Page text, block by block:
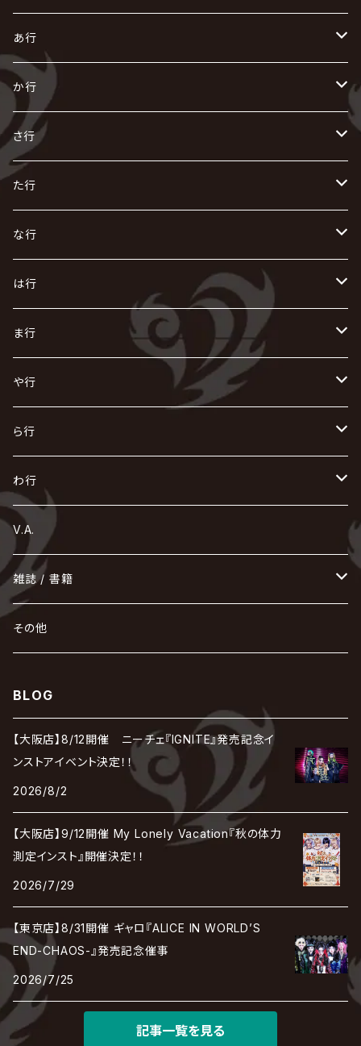
あ行
あ
R指定
AIOLIN
Azavana
Acid Black Cherry
Ashmaze.
甘い暴力
天照
umbrella
い
IKUO
exist†trace
色々な十字架
168 / 葵-168-
う
VIRGE / ヴァージュ
Waive
え
ACE OF SPADES
X JAPAN
LSN / The LEGENDARY SIX NINE
お
AURORIZE
OFIAM
か行
か
怪人二十面奏
Kαin
the GazettE
GOTCHAROCKA
蛾と蝶
KAMIJO
cali≠gari
河村隆一
き
KISAKI
キズ
KIRITO / キリト
己龍
く
Crack6
グラビティ
GREN / グレン
黒夢
け
[ kei ] / 圭
仮病
こ
GOATBED
ゴールデンボンバー
CONTRASTZ
さ行
さ
ザアザア
The THIRTEEN
XANVALA
し
Zeke Deux
Z CLEAR
Sick²
ジグソウ
シド
JAKIGAN MEISTER
Chanty
Janne Da Arc
sugar
Jupiter
JILUKA
JILS
SHIN
す
Z CLEAR
超ジャシー
sukekiyo
SCAPEGOAT
SPLENDID GOD GIRAFFE
SLAPSLY / CHIYU
せ
ゼラ
零[Hz]
そ
SOPHIA
ZOMBIE / ぞんび
た行
た
DASEIN
DAIGO
DADAROMA
逹瑯
DAVID / SUI / 縁
DARRELL
ち
CHAQLA.
つ
て
D
DIAURA
DaizyStripper
D'ESPAIRSRAY
Develop One's Faculties
DEXCORE
DEZERT
deadman
DEVILOOF
DuelJewel
D'ERLANGER
電脳ヒメカ
と
東京花嫁
Tourbillon
Dawnman
DOG inthePWO
な行
な
NIGHTMARE
NAZARE
に
NiEL
NICOLAS
ぬ
nurié
ね
NETH PRIERE CAIN
NEVERLAND
の
NoGoD
NOCTURNAL BLOODLUST
は行
は
heidi.
H.U.G
BugLug
HAZUKI / 葉月
花見桜こうき
薔薇の宮殿
BAROQUE
ひ
HERO
美炎-BIEN-
HIZAKI
vistlip
ヒッチコック
HIDE-ZOU
ふ
Far East Dizain
Fatüm
FANTASTIC◇CIRCUS
FEST VAINQUEUR
Blu-BiLLioN
BULL FIELD
BREAKERZ
BLAZE
The Brow Beat
へ
BabyKingdom
THE BEETHOVEN
The Benjamin
ほ
POIDOL
HOLLOWGRAM
ま行
ま
THE MICRO HEAD 4N'S
MAO / マオ from SID
マガツノート
machine
Magistina Saga
マツタケワークス
THE MADNA
MAMA.
まみれた / MAMIRETA
MALICE MIZER
み
未完成アリス
ミスイ
mitsu
MIMIZUQ
む
MUCC / ムック
め
メトロノーム
MERRY / メリー
も
THE MORTAL
最上川司
や行
や
ヤミテラ / 外道反逆者ヤミテラ
ゆ
YUKIYA / 藤田幸也
ユナイト
よ
ら行
ら
rice
Rides In ReVellion
LAB.THE BASEMENT / ラボ ザ ベヰスメント
り
Leetspeak monsters
Ricky
LIBRAVEL / リブラヴェル
Lill
RE:INa
る
Ruiza
LUNA SEA
れ
the Raid.
REIGN
RAZOR
LSN / The LEGENDARY SIX NINE
Rorschach.inc
ロマン急行
わ行
わ
wyse
我が為
V.A.
雑誌 / 書籍
hévn
その他
BLOG
【大阪店】8/12開催 ニーチェ『IGNITE』発売記念イ
ンストアイベント決定！！
2026/8/2
【大阪店】9/12開催 My Lonely Vacation『秋の体力
測定インスト』開催決定！！
2026/7/29
【東京店】8/31開催 ギャロ『ALICE IN WORLD’S
END-CHAOS-』発売記念催事
2026/7/25
記事一覧を見る